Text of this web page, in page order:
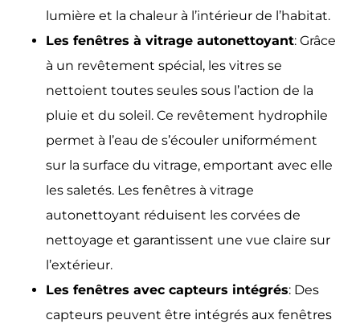
lumière et la chaleur à l’intérieur de l’habitat.
Les fenêtres à vitrage autonettoyant: Grâce
à un revêtement spécial, les vitres se
nettoient toutes seules sous l’action de la
pluie et du soleil. Ce revêtement hydrophile
permet à l’eau de s’écouler uniformément
sur la surface du vitrage, emportant avec elle
les saletés. Les fenêtres à vitrage
autonettoyant réduisent les corvées de
nettoyage et garantissent une vue claire sur
l’extérieur.
Les fenêtres avec capteurs intégrés: Des
capteurs peuvent être intégrés aux fenêtres